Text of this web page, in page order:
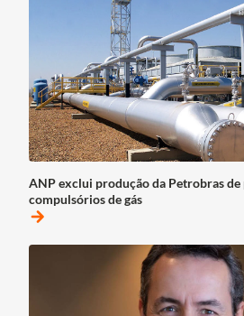
ANP exclui produção da Petrobras
compulsórios de gás
arrow_forward